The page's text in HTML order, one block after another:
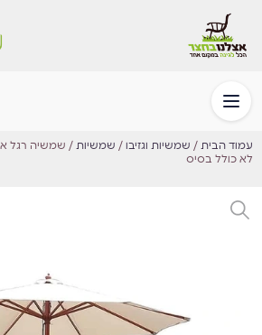
עמוד הבית / שמשיות וגזיבו / שמשיות
לא כולל בסיס